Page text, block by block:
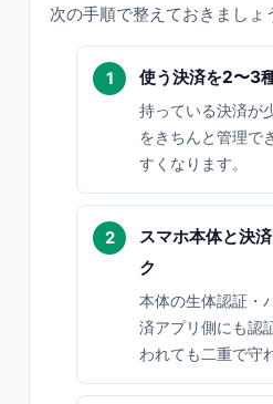
次の手順で整えておきましょ
使う決済を2〜3
持っている決済が
をきちんと管理で
すくなります。
スマホ本体と決
ク
本体の生体認証・
済アプリ側にも認
われても二重で守